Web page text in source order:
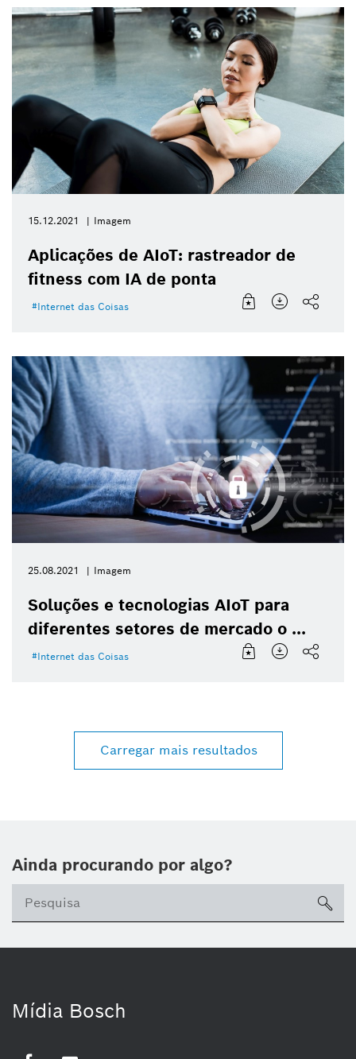
15.12.2021 Imagem
Aplicações de AIoT: rastreador de
fitness com IA de ponta
Internet das Coisas
25.08.2021 Imagem
Soluções e tecnologias AIoT para
diferentes setores de mercado o ...
Internet das Coisas
Carregar mais resultados
Ainda procurando por algo?
Mídia Bosch